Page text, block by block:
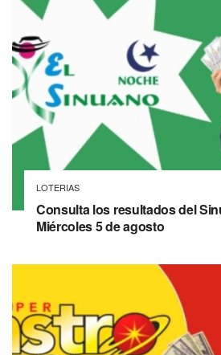
LOTERIAS
Consulta los resultados del
Miércoles 5 de agosto